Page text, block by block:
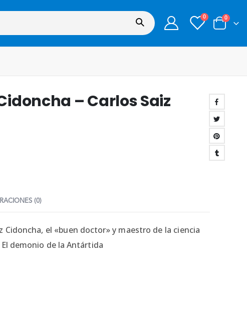
0 0
– Carlos Saiz
(0)
Cidoncha, el «buen doctor» y maestro de la ciencia
demonio de la Antártida